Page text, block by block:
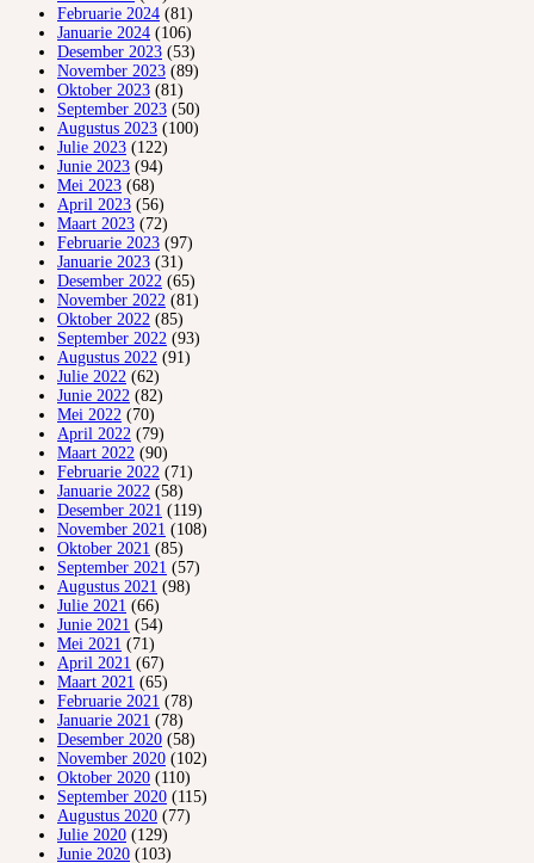
Februarie 2024 (81)
Januarie 2024 (106)
Desember 2023 (53)
November 2023 (89)
Oktober 2023 (81)
September 2023 (50)
Augustus 2023 (100)
Julie 2023 (122)
Junie 2023 (94)
Mei 2023 (68)
April 2023 (56)
Maart 2023 (72)
Februarie 2023 (97)
Januarie 2023 (31)
Desember 2022 (65)
November 2022 (81)
Oktober 2022 (85)
September 2022 (93)
Augustus 2022 (91)
Julie 2022 (62)
Junie 2022 (82)
Mei 2022 (70)
April 2022 (79)
Maart 2022 (90)
Februarie 2022 (71)
Januarie 2022 (58)
Desember 2021 (119)
November 2021 (108)
Oktober 2021 (85)
September 2021 (57)
Augustus 2021 (98)
Julie 2021 (66)
Junie 2021 (54)
Mei 2021 (71)
April 2021 (67)
Maart 2021 (65)
Februarie 2021 (78)
Januarie 2021 (78)
Desember 2020 (58)
November 2020 (102)
Oktober 2020 (110)
September 2020 (115)
Augustus 2020 (77)
Julie 2020 (129)
Junie 2020 (103)